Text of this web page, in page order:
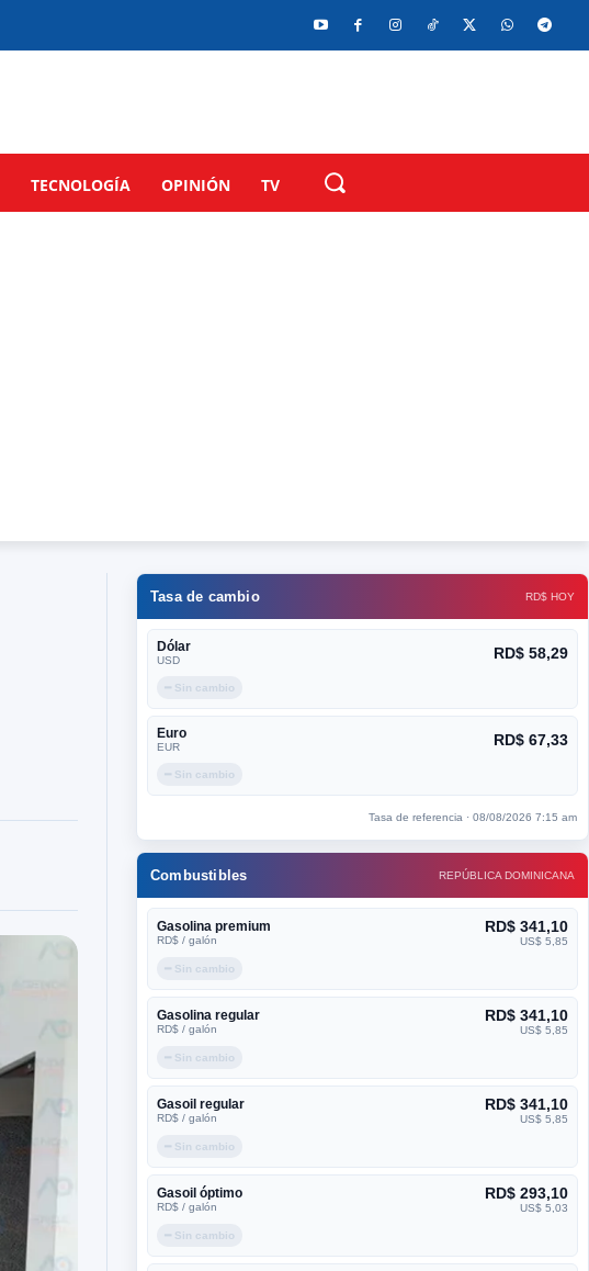
TECNOLOGÍA OPINIÓN TV
Tasa de cambio RD$ HOY
Dólar
USD RD$ 58,29
━ Sin cambio
Euro
EUR RD$ 67,33
━ Sin cambio
Tasa de referencia · 08/08/2026 7:15 am
Combustibles REPÚBLICA DOMINICANA
Gasolina premium
RD$ / galón
RD$ 341,10
US$ 5,85
━ Sin cambio
Gasolina regular
RD$ / galón
RD$ 341,10
US$ 5,85
━ Sin cambio
Gasoil regular
RD$ / galón
RD$ 341,10
US$ 5,85
━ Sin cambio
Gasoil óptimo
RD$ / galón
RD$ 293,10
US$ 5,03
━ Sin cambio